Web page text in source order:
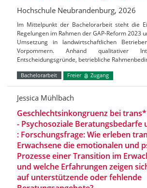
Hochschule Neubrandenburg, 2026
Im Mittelpunkt der Bachelorarbeit steht die
Regelungen im Rahmen der GAP-Reform 2023
Umsetzung in landwirtschaftlichen
Vorpommern. Anhand qualitativer
Entscheidungsgründe, betriebliche
Bachelorarbeit Freier Zugang
Jessica Mühlbach
Geschlechtsinkongruenz bei
- Psychosoziale Beratungsbedarfe
: Forschungsfrage: Wie erleben
Erwachsene die emotionalen und
Prozesse einer Transition im
und welche Erfahrungen zeigen
auf unterstützende oder fehlende